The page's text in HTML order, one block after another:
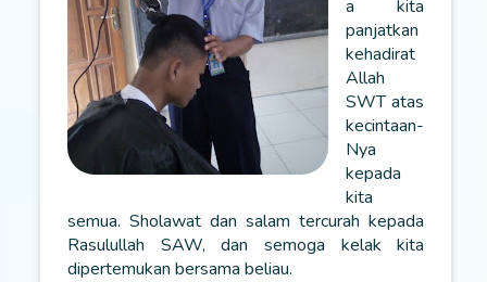
a kita
panjatkan
kehadirat
Allah
SWT atas
kecintaan-
Nya
kepada
kita
semua. Sholawat dan salam tercurah kepada
Rasulullah SAW, dan semoga kelak kita
dipertemukan bersama beliau.